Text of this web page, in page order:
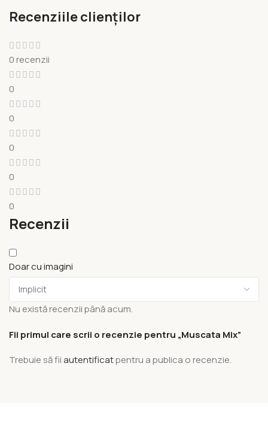
Recenziile clienților
0 recenzii
0
0
0
0
0
Recenzii
Doar cu imagini
Nu există recenzii până acum.
Fii primul care scrii o recenzie pentru „Muscata Mix”
Trebuie să fiiautentificatpentru a publica o recenzie.